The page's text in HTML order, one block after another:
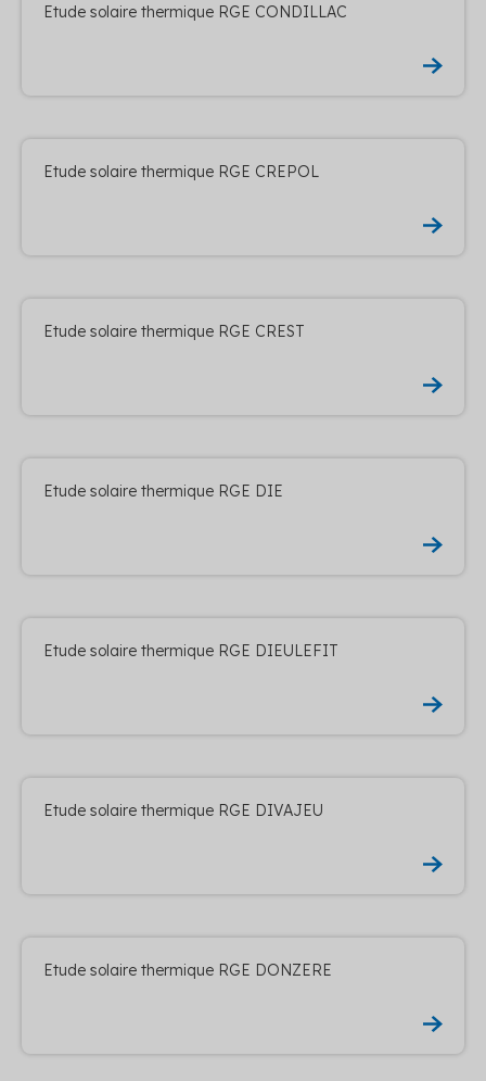
Etude solaire thermique RGE CONDILLAC
Etude solaire thermique RGE CREPOL
Etude solaire thermique RGE CREST
Etude solaire thermique RGE DIE
Etude solaire thermique RGE DIEULEFIT
Etude solaire thermique RGE DIVAJEU
Etude solaire thermique RGE DONZERE